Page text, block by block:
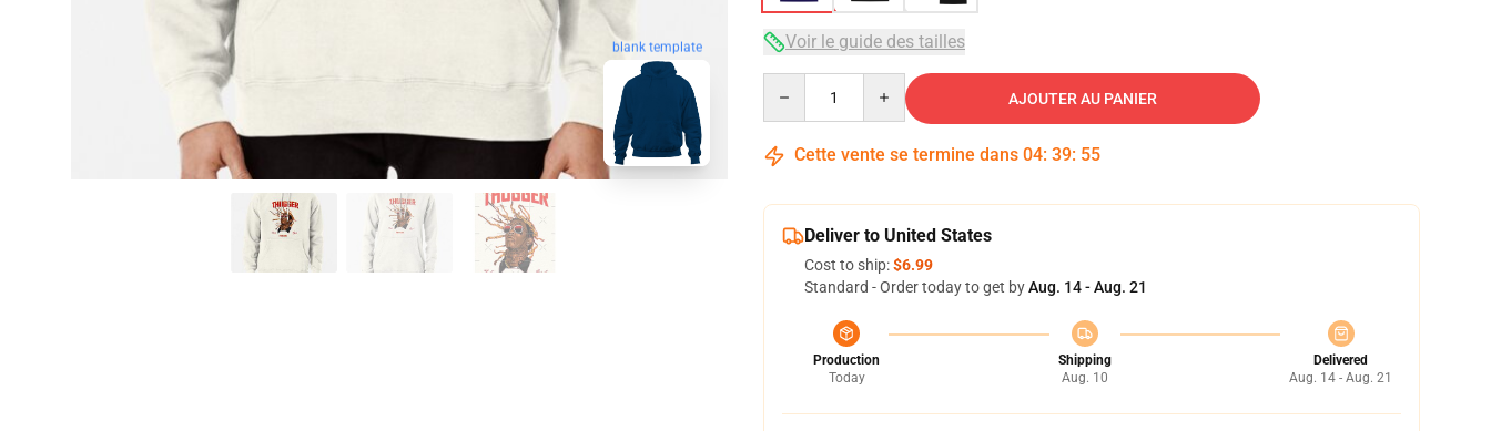
blank template Voir le guide des tailles
AJOUTER AU PANIER
Cette vente se termine dans 04: 39: 54
Deliver to United States
Cost to ship:$6.99
Standard - Order today to get byAug. 14 - Aug. 21
Production
Today
Shipping
Aug. 10
Delivered
Aug. 14 - Aug. 21